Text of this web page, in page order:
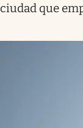
ciudad que